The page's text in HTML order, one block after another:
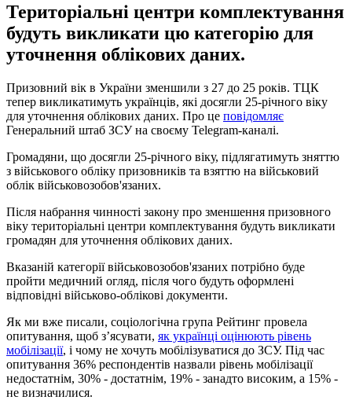
Територіальні центри комплектування
будуть викликати цю категорію для
уточнення облікових даних.
Призовний вік в України зменшили з 27 до 25 років. ТЦК
тепер викликатимуть українців, які досягли 25-річного віку
для уточнення облікових даних. Про це повідомляє
Генеральний штаб ЗСУ на своєму Telegram-каналі.
Громадяни, що досягли 25-річного віку, підлягатимуть зняттю
з військового обліку призовників та взяттю на військовий
облік військовозобов'язаних.
Після набрання чинності закону про зменшення призовного
віку територіальні центри комплектування будуть викликати
громадян для уточнення облікових даних.
Вказаній категорії військовозобов'язаних потрібно буде
пройти медичний огляд, після чого будуть оформлені
відповідні військово-облікові документи.
Як ми вже писали, соціологічна група Рейтинг провела
опитування, щоб з’ясувати, як українці оцінюють рівень
мобілізації, і чому не хочуть мобілізуватися до ЗСУ. Під час
опитування 36% респондентів назвали рівень мобілізації
недостатнім, 30% - достатнім, 19% - занадто високим, а 15% -
не визначилися.